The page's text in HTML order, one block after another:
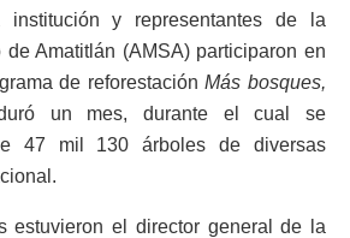
institución y representantes de la
Amatitlán (AMSA) participaron en
de reforestaciónMás bosques,
un mes, durante el cual se
47 mil 130 árboles de diversas
estuvieron el director general de la